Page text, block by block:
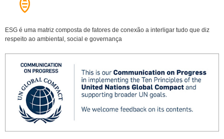
ESG é uma matriz composta de fatores de conexão a interligar tudo que diz
respeito ao ambiental, social e governança